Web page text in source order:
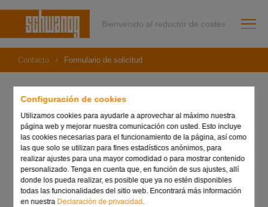
Configuración de cookies
Utilizamos cookies para ayudarle a aprovechar al máximo nuestra
página web y mejorar nuestra comunicación con usted. Esto incluye
las cookies necesarias para el funcionamiento de la página, así como
las que solo se utilizan para fines estadísticos anónimos, para
realizar ajustes para una mayor comodidad o para mostrar contenido
personalizado. Tenga en cuenta que, en función de sus ajustes, allí
donde los pueda realizar, es posible que ya no estén disponibles
todas las funcionalidades del sitio web. Encontrará más información
en nuestra Declaración de privacidad.
Bienvenido al reductor de costes
Contacto Formulario de solicitud
ADVERTENCIA: NOenvíe información sujeta o vinculada
al Reglamento Internacional de Tráfico de Armas (ITAR), 22
USC, 2751-2799aa, 22 CFR 120-130, o al Reglamento de
Administración de Exportaciones de EE. UU. (EAR), 15
CFR, capítulo 7.
Formulario de solicitud